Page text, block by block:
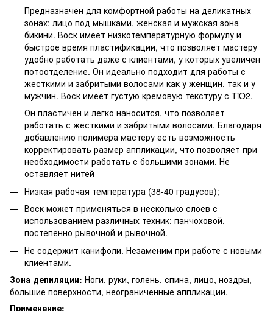
Предназначен для комфортной работы на деликатных
зонах: лицо под мышками, женская и мужская зона
бикини. Воск имеет низкотемпературную формулу и
быстрое время пластификации, что позволяет мастеру
удобно работать даже с клиентами, у которых увеличен
потоотделение. Он идеально подходит для работы с
жесткими и забритыми волосами как у женщин, так и у
мужчин. Воск имеет густую кремовую текстуру с TiO2.
Он пластичен и легко наносится, что позволяет
работать с жесткими и забритыми волосами. Благодаря
добавлению полимера мастеру есть возможность
корректировать размер аппликации, что позволяет при
необходимости работать с большими зонами. Не
оставляет нитей
Низкая рабочая температура (38-40 градусов);
Воск может применяться в несколько слоев с
использованием различных техник: панчоховой,
постепенно рывочной и рывочной.
Не содержит канифоли. Незаменим при работе с новыми
клиентами.
Зона депиляции: Ноги, руки, голень, спина, лицо, ноздры,
большие поверхности, неограниченные аппликации.
Применение: